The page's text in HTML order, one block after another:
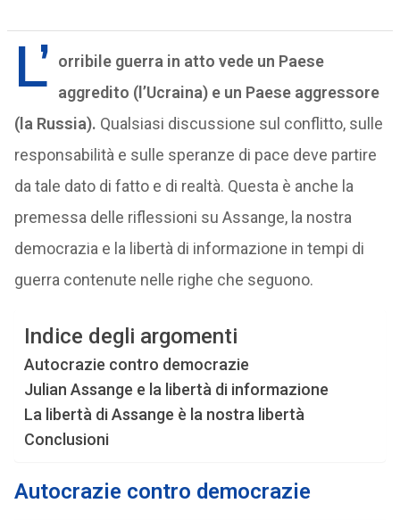
L’ orribile guerra in atto vede un Paese
aggredito (l’Ucraina) e un Paese aggressore
(la Russia). Qualsiasi discussione sul conflitto, sulle
responsabilità e sulle speranze di pace deve partire
da tale dato di fatto e di realtà. Questa è anche la
premessa delle riflessioni su Assange, la nostra
democrazia e la libertà di informazione in tempi di
guerra contenute nelle righe che seguono.
Indice degli argomenti
Autocrazie contro democrazie
Julian Assange e la libertà di informazione
La libertà di Assange è la nostra libertà
Conclusioni
Autocrazie contro democrazie